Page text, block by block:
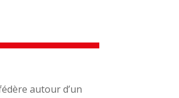
autour d’un